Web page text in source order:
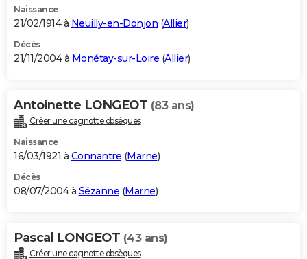
Naissance
21/02/1914 à Neuilly-en-Donjon (Allier)
Décès
21/11/2004 à Monétay-sur-Loire (Allier)
Antoinette LONGEOT (83 ans)
Créer une cagnotte obsèques
Naissance
16/03/1921 à Connantre (Marne)
Décès
08/07/2004 à Sézanne (Marne)
Pascal LONGEOT (43 ans)
Créer une cagnotte obsèques